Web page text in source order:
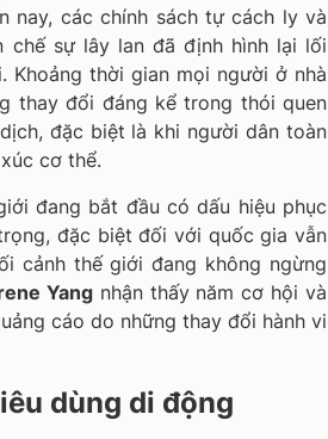
nay, các chính sách tự cách ly và
chế sự lây lan đã định hình lại lối
Khoảng thời gian mọi người ở nhà
thay đổi đáng kể trong thói quen
đặc biệt là khi người dân toàn
cơ thể.
đang bắt đầu có dấu hiệu phục
đặc biệt đối với quốc gia vẫn
cảnh thế giới đang không ngừng
Yangnhận thấy năm cơ hội và
cáo do những thay đổi hành vi
dùng di động